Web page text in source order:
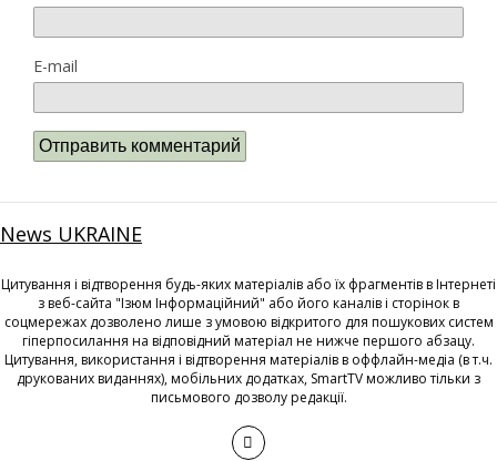
E-mail
News UKRAINE
Цитування і відтворення будь-яких матеріалів або їх фрагментів в Інтернеті
з веб-сайта "Ізюм Інформаційний" або його каналів і сторінок в
соцмережах дозволено лише з умовою відкритого для пошукових систем
гіперпосилання на відповідний матеріал не нижче першого абзацу.
Цитування, використання і відтворення матеріалів в оффлайн-медіа (в т.ч.
друкованих виданнях), мобільних додатках, SmartTV можливо тільки з
письмового дозволу редакції.